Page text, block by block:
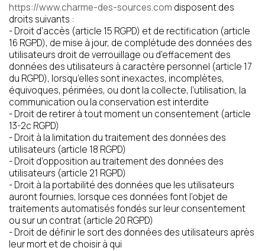
https://www.charme-des-sources.com disposent des
droits suivants :
- Droit d’accès (article 15 RGPD) et de rectification (article
16 RGPD), de mise à jour, de complétude des données des
utilisateurs droit de verrouillage ou d’effacement des
données des utilisateurs à caractère personnel (article 17
du RGPD), lorsqu’elles sont inexactes, incomplètes,
équivoques, périmées, ou dont la collecte, l’utilisation, la
communication ou la conservation est interdite
- Droit de retirer à tout moment un consentement (article
13-2c RGPD)
- Droit à la limitation du traitement des données des
utilisateurs (article 18 RGPD)
- Droit d’opposition au traitement des données des
utilisateurs (article 21 RGPD)
- Droit à la portabilité des données que les utilisateurs
auront fournies, lorsque ces données font l’objet de
traitements automatisés fondés sur leur consentement
ou sur un contrat (article 20 RGPD)
- Droit de définir le sort des données des utilisateurs après
leur mort et de choisir à qui